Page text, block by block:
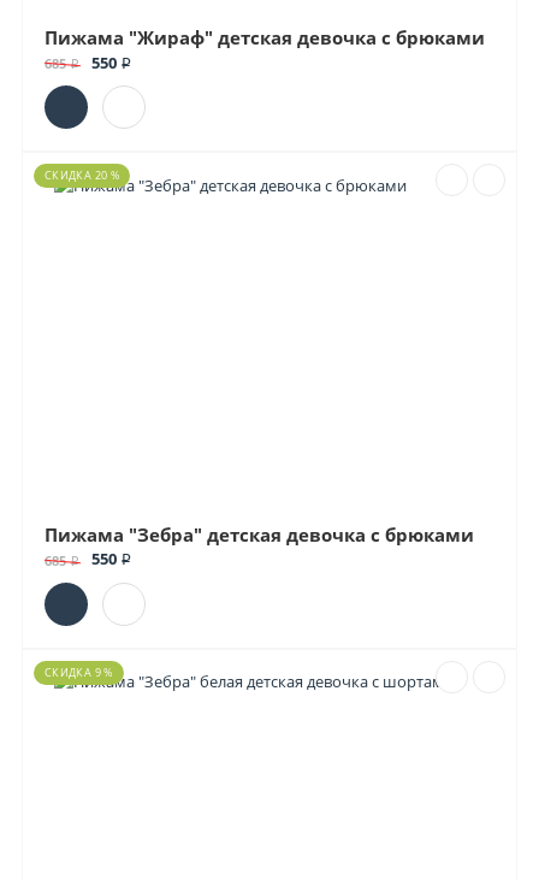
Пижама "Жираф" детская девочка с брюками
685 ₽ 550 ₽
СКИДКА 20 %
Пижама "Зебра" детская девочка с брюками
685 ₽ 550 ₽
СКИДКА 9 %